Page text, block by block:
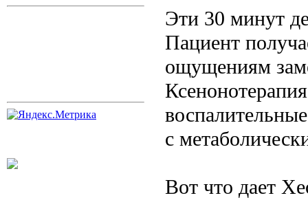
Эти 30 минут
Пациент
ощущениям
с
Вот что дает